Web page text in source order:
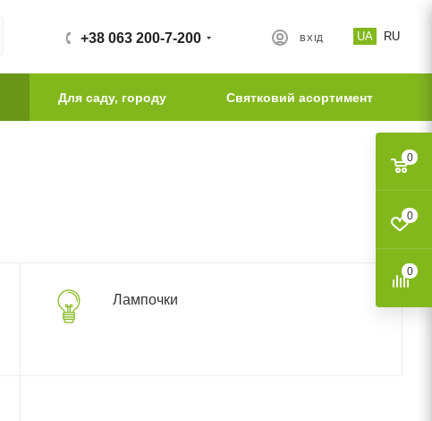
UA RU
ВХІД
+38 063 200-7-200
Для саду, городу Святковий асортимент
Лампочки
0
0
0